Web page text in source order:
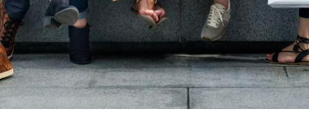
Seznam prodejen